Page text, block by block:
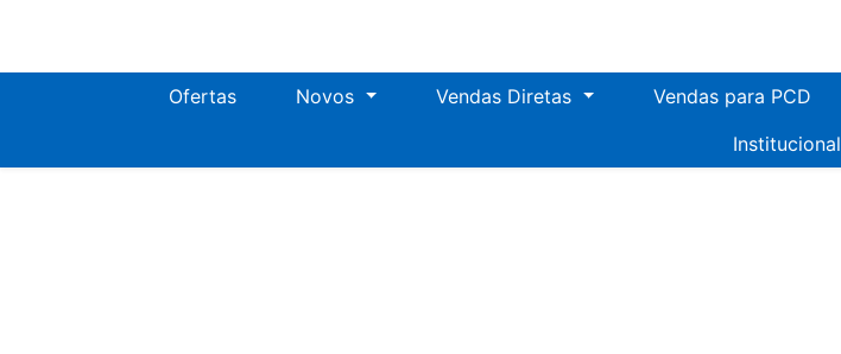
Ofertas Novos Vendas Diretas Vendas para PCD
Institucional